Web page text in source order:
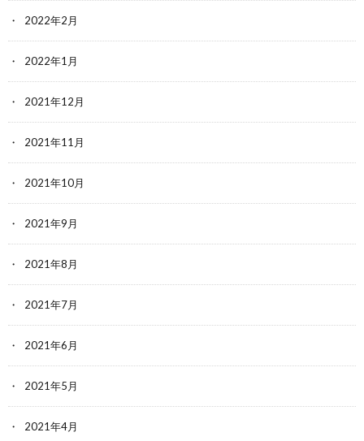
2022年2月
2022年1月
2021年12月
2021年11月
2021年10月
2021年9月
2021年8月
2021年7月
2021年6月
2021年5月
2021年4月